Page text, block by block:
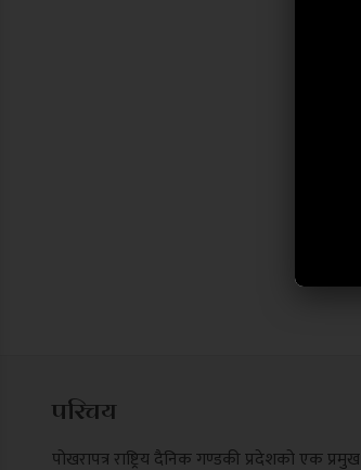
परिचय
पोखरापत्र राष्ट्रिय दैनिक गण्डकी प्रदेशको एक प्रमुख